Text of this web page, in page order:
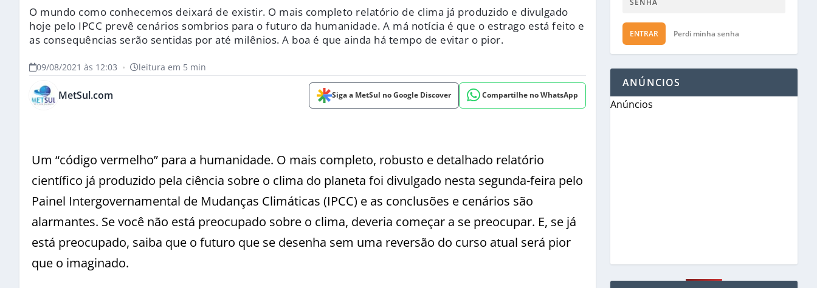
O mundo como conhecemos deixará de existir. O mais completo relatório de clima já produzido e divulgado
hoje pelo IPCC prevê cenários sombrios para o futuro da humanidade. A má notícia é que o estrago está feito e
as consequências serão sentidas por até milênios. A boa é que ainda há tempo de evitar o pior.
09/08/2021 às 12:03 • leitura em 5 min
MetSul.com Siga a MetSul no Google Discover Compartilhe no WhatsApp
Um “código vermelho” para a humanidade. O mais completo, robusto e detalhado relatório
científico já produzido pela ciência sobre o clima do planeta foi divulgado nesta segunda-feira pelo
Painel Intergovernamental de Mudanças Climáticas (IPCC) e as conclusões e cenários são
alarmantes. Se você não está preocupado sobre o clima, deveria começar a se preocupar. E, se já
está preocupado, saiba que o futuro que se desenha sem uma reversão do curso atual será pior
que o imaginado.
ENTRAR Perdi minha senha
ANÚNCIOS
Anúncios